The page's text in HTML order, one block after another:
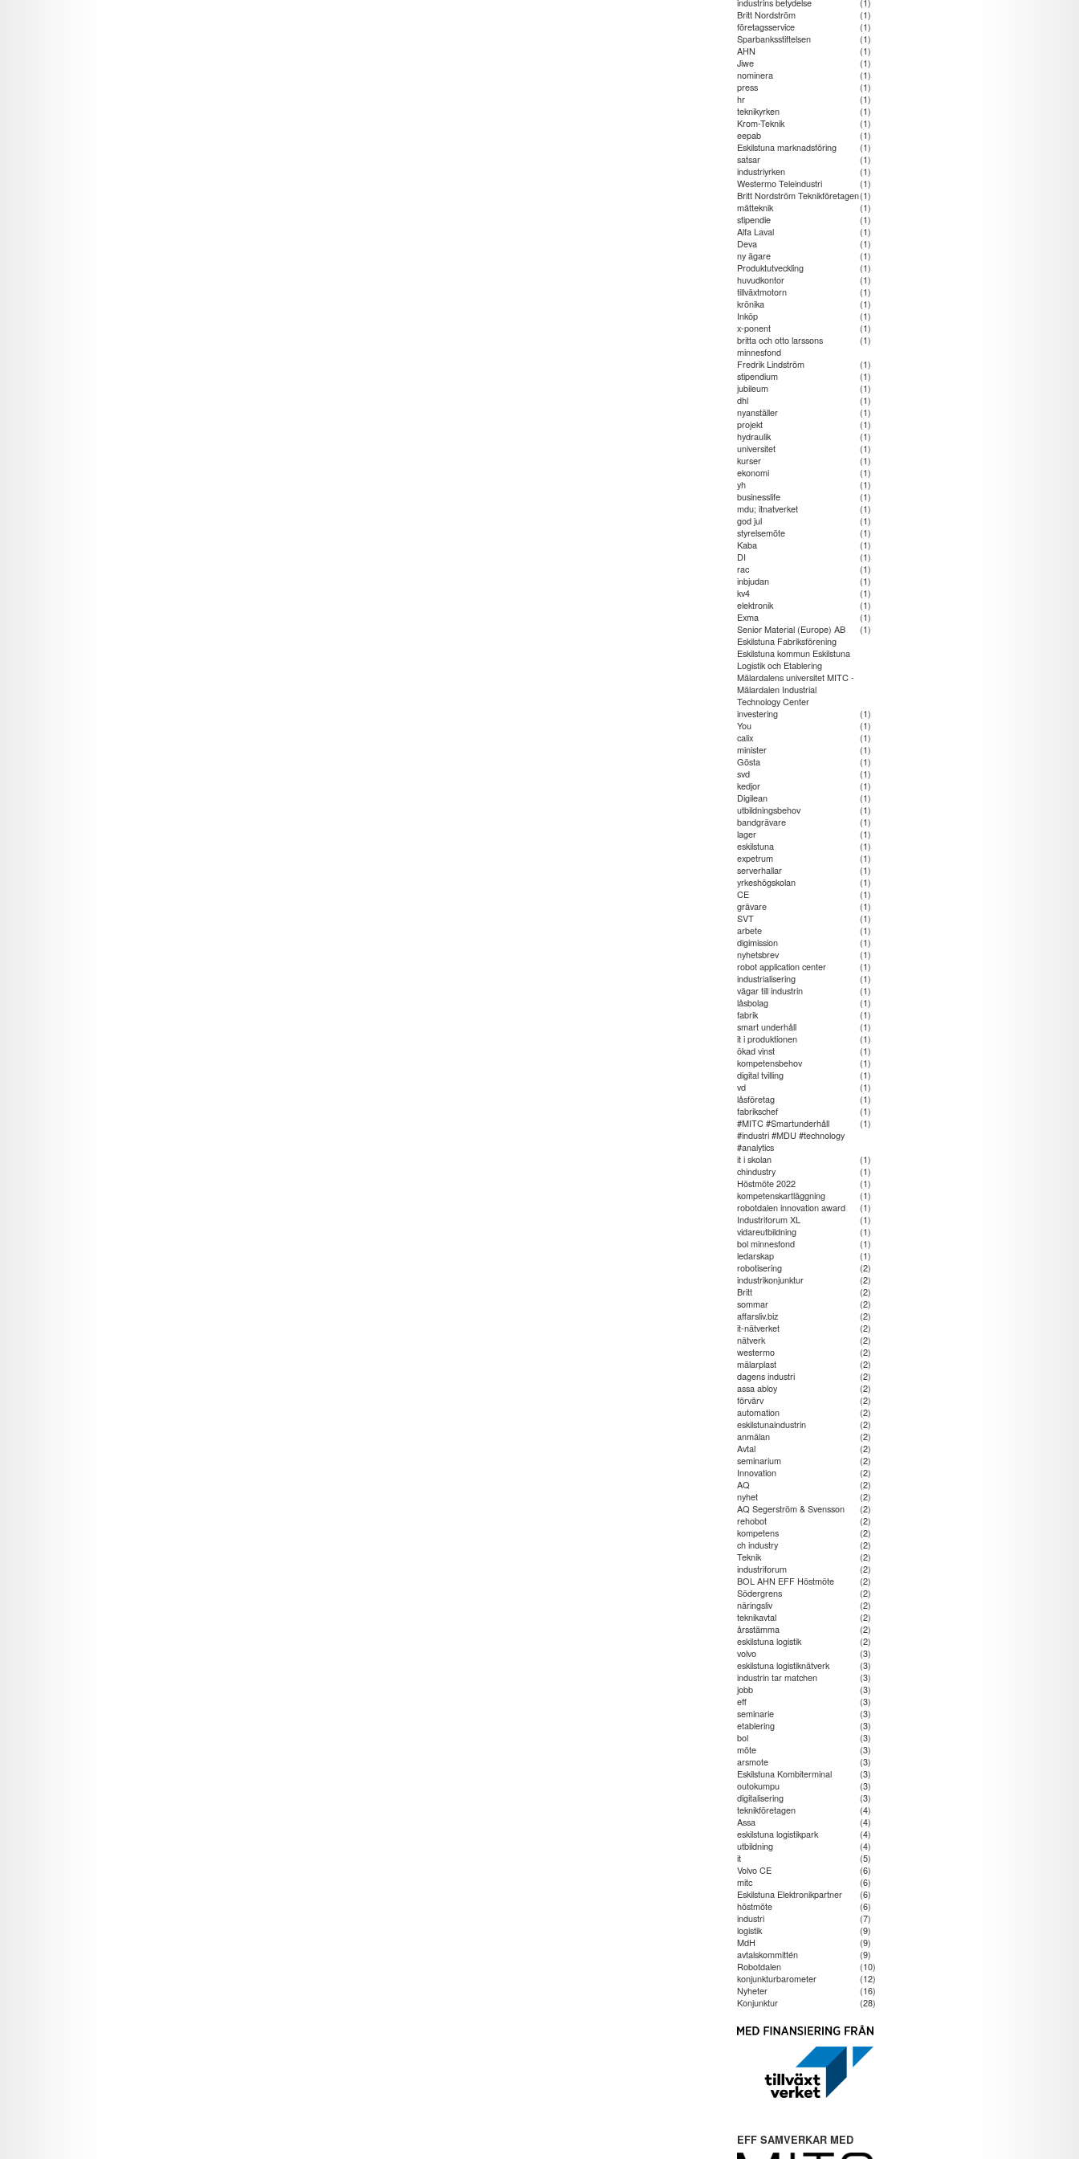
industrins betydelse
(1)
Britt Nordström
(1)
företagsservice
(1)
Sparbanksstiftelsen
(1)
AHN
(1)
Jiwe
(1)
nominera
(1)
press
(1)
hr
(1)
teknikyrken
(1)
Krom-Teknik
(1)
eepab
(1)
Eskilstuna marknadsföring
(1)
satsar
(1)
industriyrken
(1)
Westermo Teleindustri
(1)
Britt Nordström Teknikföretagen(1)
mätteknik
(1)
stipendie
(1)
Alfa Laval
(1)
Deva
(1)
ny ägare
(1)
Produktutveckling
(1)
huvudkontor
(1)
tillväxtmotorn
(1)
krönika
(1)
Inköp
(1)
x-ponent
(1)
britta och otto larssons
minnesfond
(1)
Fredrik Lindström
(1)
stipendium
(1)
jubileum
(1)
dhl
(1)
nyanställer
(1)
projekt
(1)
hydraulik
(1)
universitet
(1)
kurser
(1)
ekonomi
(1)
yh
(1)
businesslife
(1)
mdu; itnatverket
(1)
god jul
(1)
styrelsemöte
(1)
Kaba
(1)
DI
(1)
rac
(1)
inbjudan
(1)
kv4
(1)
elektronik
(1)
Exma
(1)
Senior Material (Europe) AB
Eskilstuna Fabriksförening
Eskilstuna kommun Eskilstuna
Logistik och Etablering
Mälardalens universitet MITC -
Mälardalen Industrial
Technology Center
(1)
investering
(1)
You
(1)
calix
(1)
minister
(1)
Gösta
(1)
svd
(1)
kedjor
(1)
Digilean
(1)
utbildningsbehov
(1)
bandgrävare
(1)
lager
(1)
eskilstuna
(1)
expetrum
(1)
serverhallar
(1)
yrkeshögskolan
(1)
CE
(1)
grävare
(1)
SVT
(1)
arbete
(1)
digimission
(1)
nyhetsbrev
(1)
robot application center
(1)
industrialisering
(1)
vägar till industrin
(1)
låsbolag
(1)
fabrik
(1)
smart underhåll
(1)
it i produktionen
(1)
ökad vinst
(1)
kompetensbehov
(1)
digital tvilling
(1)
vd
(1)
låsföretag
(1)
fabrikschef
(1)
#MITC #Smartunderhåll
#industri #MDU #technology
#analytics
(1)
it i skolan
(1)
chindustry
(1)
Höstmöte 2022
(1)
kompetenskartläggning
(1)
robotdalen innovation award
(1)
Industriforum XL
(1)
vidareutbildning
(1)
bol minnesfond
(1)
ledarskap
(1)
robotisering
(2)
industrikonjunktur
(2)
Britt
(2)
sommar
(2)
affarsliv.biz
(2)
it-nätverket
(2)
nätverk
(2)
westermo
(2)
mälarplast
(2)
dagens industri
(2)
assa abloy
(2)
förvärv
(2)
automation
(2)
eskilstunaindustrin
(2)
anmälan
(2)
Avtal
(2)
seminarium
(2)
Innovation
(2)
AQ
(2)
nyhet
(2)
AQ Segerström & Svensson
(2)
rehobot
(2)
kompetens
(2)
ch industry
(2)
Teknik
(2)
industriforum
(2)
BOL AHN EFF Höstmöte
(2)
Södergrens
(2)
näringsliv
(2)
teknikavtal
(2)
årsstämma
(2)
eskilstuna logistik
(2)
volvo
(3)
eskilstuna logistiknätverk
(3)
industrin tar matchen
(3)
jobb
(3)
eff
(3)
seminarie
(3)
etablering
(3)
bol
(3)
möte
(3)
arsmote
(3)
Eskilstuna Kombiterminal
(3)
outokumpu
(3)
digitalisering
(3)
teknikföretagen
(4)
Assa
(4)
eskilstuna logistikpark
(4)
utbildning
(4)
it
(5)
Volvo CE
(6)
mitc
(6)
Eskilstuna Elektronikpartner
(6)
höstmöte
(6)
industri
(7)
logistik
(9)
MdH
(9)
avtalskommittén
(9)
Robotdalen
(10)
konjunkturbarometer
(12)
Nyheter
(16)
Konjunktur
(28)
EFF SAMVERKAR MED